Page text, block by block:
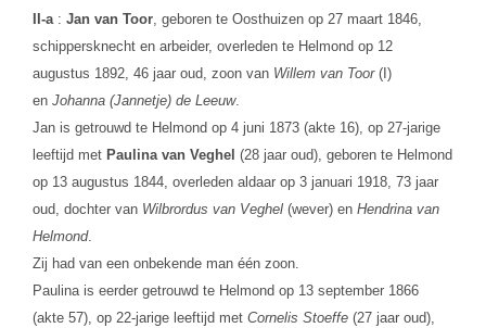
II-a : Jan van Toor, geboren te Oosthuizen op 27 maart 1846,
schippersknecht en arbeider, overleden te Helmond op 12
augustus 1892, 46 jaar oud, zoon van Willem van Toor(I)
en Johanna (Jannetje) de Leeuw.
Jan is getrouwd te Helmond op 4 juni 1873 (akte 16), op 27-jarige
leeftijd met Paulina van Veghel (28 jaar oud), geboren te Helmond
op 13 augustus 1844, overleden aldaar op 3 januari 1918, 73 jaar
oud, dochter van Wilbrordus van Veghel(wever) en Hendrina van
Helmond.
Zij had van een onbekende man één zoon.
Paulina is eerder getrouwd te Helmond op 13 september 1866
(akte 57), op 22-jarige leeftijd met Cornelis Stoeffe(27 jaar oud),